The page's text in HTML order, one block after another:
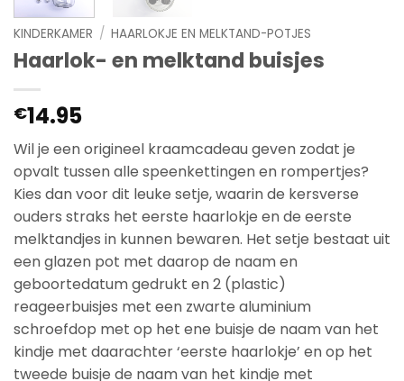
KINDERKAMER / HAARLOKJE EN MELKTAND-POTJES
Haarlok- en melktand buisjes
€14.95
Wil je een origineel kraamcadeau geven zodat je
opvalt tussen alle speenkettingen en rompertjes?
Kies dan voor dit leuke setje, waarin de kersverse
ouders straks het eerste haarlokje en de eerste
melktandjes in kunnen bewaren. Het setje bestaat uit
een glazen pot met daarop de naam en
geboortedatum gedrukt en 2 (plastic)
reageerbuisjes met een zwarte aluminium
schroefdop met op het ene buisje de naam van het
kindje met daarachter ‘eerste haarlokje’ en op het
tweede buisje de naam van het kindje met